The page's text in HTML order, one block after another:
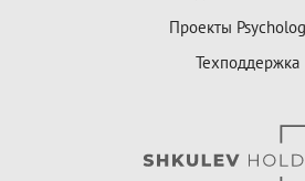
Проекты
Техподдержка